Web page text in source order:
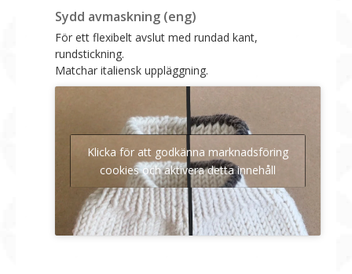
Sydd avmaskning (eng)
För ett flexibelt avslut med rundad kant,
rundstickning.
Matchar italiensk uppläggning.
Klicka för att godkänna marknadsföring
cookies och aktivera detta innehåll